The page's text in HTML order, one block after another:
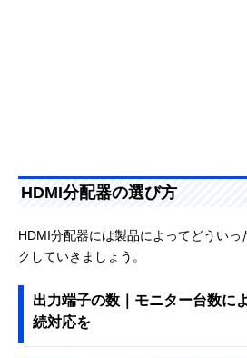
HDMI分配器の選び方
HDMI分配器には製品によってどういっ
クしていきましょう。
出力端子の数｜モニター台数に
続対応を